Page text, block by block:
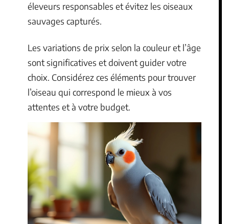
éleveurs responsables et évitez les oiseaux
sauvages capturés.
Les variations de prix selon la couleur et l’âge
sont significatives et doivent guider votre
choix. Considérez ces éléments pour trouver
l’oiseau qui correspond le mieux à vos
attentes et à votre budget.